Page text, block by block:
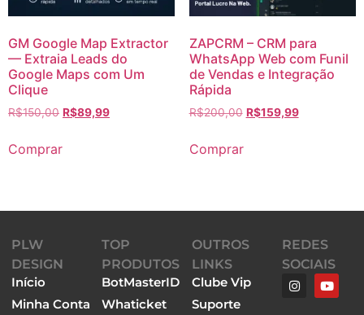
GM Google Map Extractor
— Extraia Leads do
Google Maps com Um
Clique
R$150,00 R$89,99
Comprar
ZAPCRM – CRM para
WhatsApp Web com Funil
de Vendas e Integração
Rápida
R$200,00 R$159,99
Comprar
PLW
DESIGN
Início
Minha Conta
TOP
PRODUTOS
BotMasterID
Whaticket
OUTROS
LINKS
Clube Vip
Suporte
REDES
SOCIAIS